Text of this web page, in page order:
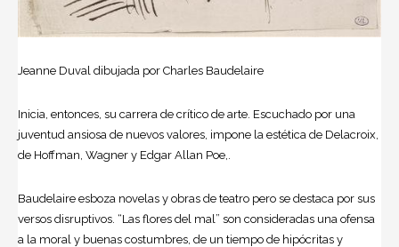
Jeanne Duval dibujada por Charles Baudelaire
Inicia, entonces, su carrera de crítico de arte. Escuchado por una
juventud ansiosa de nuevos valores, impone la estética de Delacroix,
de Hoffman, Wagner y Edgar Allan Poe
Baudelaire esboza novelas y obras de teatro pero se destaca por sus
versos disruptivos. “Las flores del mal ” son consideradas una ofensa
a la moral y buenas costumbres, de un tiempo de hipócritas y